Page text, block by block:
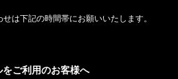
は下記の時間帯にお願いいたします。
ご利用のお客様へ